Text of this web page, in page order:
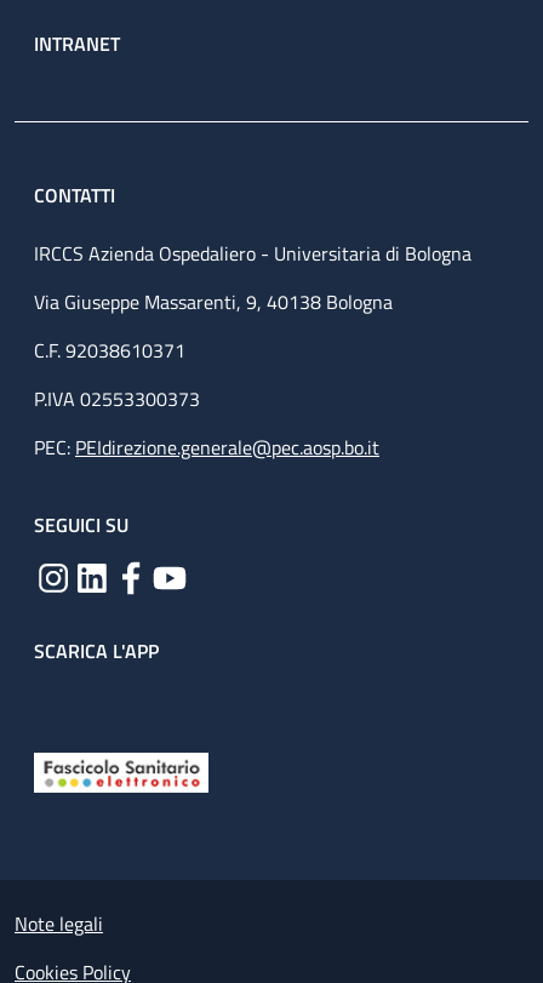
INTRANET
CONTATTI
IRCCS Azienda Ospedaliero - Universitaria di Bologna
Via Giuseppe Massarenti, 9, 40138 Bologna
C.F. 92038610371
P.IVA 02553300373
PEC: PEIdirezione.generale@pec.aosp.bo.it
SEGUICI SU
SCARICA L'APP
Small prints
Note legali
Cookies Policy